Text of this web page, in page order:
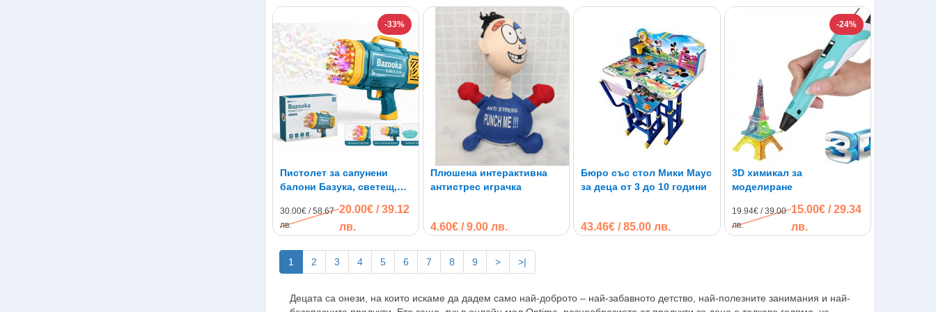
-33%
Пистолет за сапунени
балони Базука, светещ,
30.00€ / 58.67
лв.
20.00€ / 39.12
лв.
Плюшена интерактивна
антистрес играчка
4.60€ / 9.00 лв.
Бюро със стол Мики Маус
за деца от 3 до 10 години
43.46€ / 85.00 лв.
-24%
3D химикал за
моделиране
19.94€ / 39.00
лв.
15.00€ / 29.34
лв.
1 2 3 4 5 6 7 8 9 > >|
Децата са онези, на които искаме да дадем само най-доброто – най-забавното детство, най-полезните занимания и най-